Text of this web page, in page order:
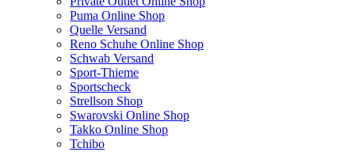
Puma Online Shop
Quelle Versand
Reno Schuhe Online Shop
Schwab Versand
Sport-Thieme
Sportscheck
Strellson Shop
Swarovski Online Shop
Takko Online Shop
Tchibo